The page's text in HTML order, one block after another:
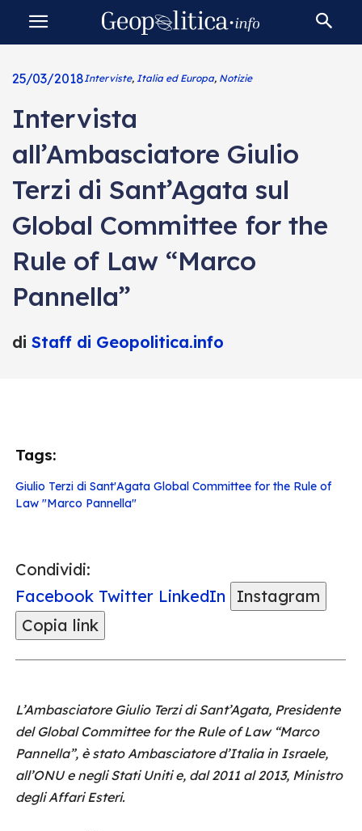
25/03/2018Interviste, Italia ed Europa, Notizie
Intervista
all’Ambasciatore Giulio
Terzi di Sant’Agata sul
Global Committee for the
Rule of Law “Marco
Pannella”
di Staff di Geopolitica.info
Tags:
Giulio Terzi di Sant'Agata Global Committee for the Rule of
Law "Marco Pannella"
Condividi:
Facebook Twitter LinkedIn
Instagram
Copia link
L’Ambasciatore Giulio Terzi di Sant’Agata, Presidente
del Global Committee for the Rule of Law “Marco
Pannella”, è stato Ambasciatore d’Italia in Israele,
all’ONU e negli Stati Uniti e, dal 2011 al 2013, Ministro
degli Affari Esteri.